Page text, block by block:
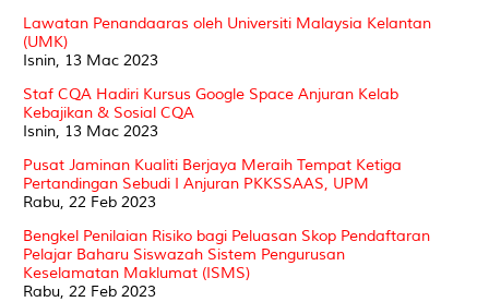
Lawatan Penandaaras oleh Universiti Malaysia Kelantan
(UMK)
Isnin, 13 Mac 2023
Staf CQA Hadiri Kursus Google Space Anjuran Kelab
Kebajikan & Sosial CQA
Isnin, 13 Mac 2023
Pusat Jaminan Kualiti Berjaya Meraih Tempat Ketiga
Pertandingan Sebudi I Anjuran PKKSSAAS, UPM
Rabu, 22 Feb 2023
Bengkel Penilaian Risiko bagi Peluasan Skop Pendaftaran
Pelajar Baharu Siswazah Sistem Pengurusan
Keselamatan Maklumat (ISMS)
Rabu, 22 Feb 2023